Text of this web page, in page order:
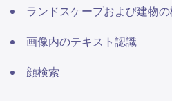
ランドスケープおよび建物の
画像内のテキスト認識
顔検索